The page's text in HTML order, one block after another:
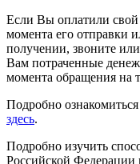
Если Вы оплатили свой
момента его отправки
получении, звоните
Вам потраченные
момента обращения на
Подробно
здесь.
Подробно изучить
Российской